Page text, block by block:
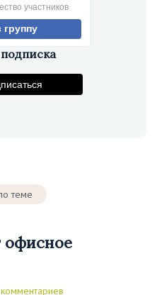
участников
группу
на рассылку
теме
офисное